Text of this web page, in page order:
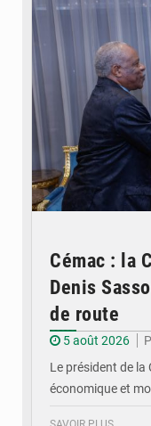
Cémac : la
Denis
de route
5 août 2026
Le président de
économique et